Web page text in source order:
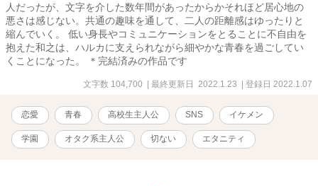
人だったが、文字を介した数年間があったからかそれほど居心地の
悪さは感じない。共通の趣味を通して、二人の距離感はゆったりと
縮んでいく。 低い身長やコミュニケーションをとることに不自由を
抱えた和之は、ハルカに支えられながら細やかな青春を過ごしてい
くことになった。 ＊完結済みの作品です
文字数 104,700 | 最終更新日 2022.1.23 | 登録日 2022.1.07
恋愛 青春 高校生主人公 SNS イケメン
学園 オタク系主人公 切ない エタニティ